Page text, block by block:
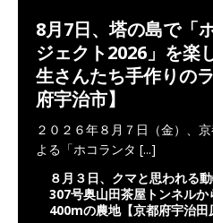
8月7日、塔の島で「
ジェクト2026」を楽
生さんたち手作りの
府宇治市】
２０２６年８月７日（金）、
よる「ホコランタ [...]
８月３日、クマと思われる
307号奥山田茶屋トンネル
400mの農地【京都府宇治田